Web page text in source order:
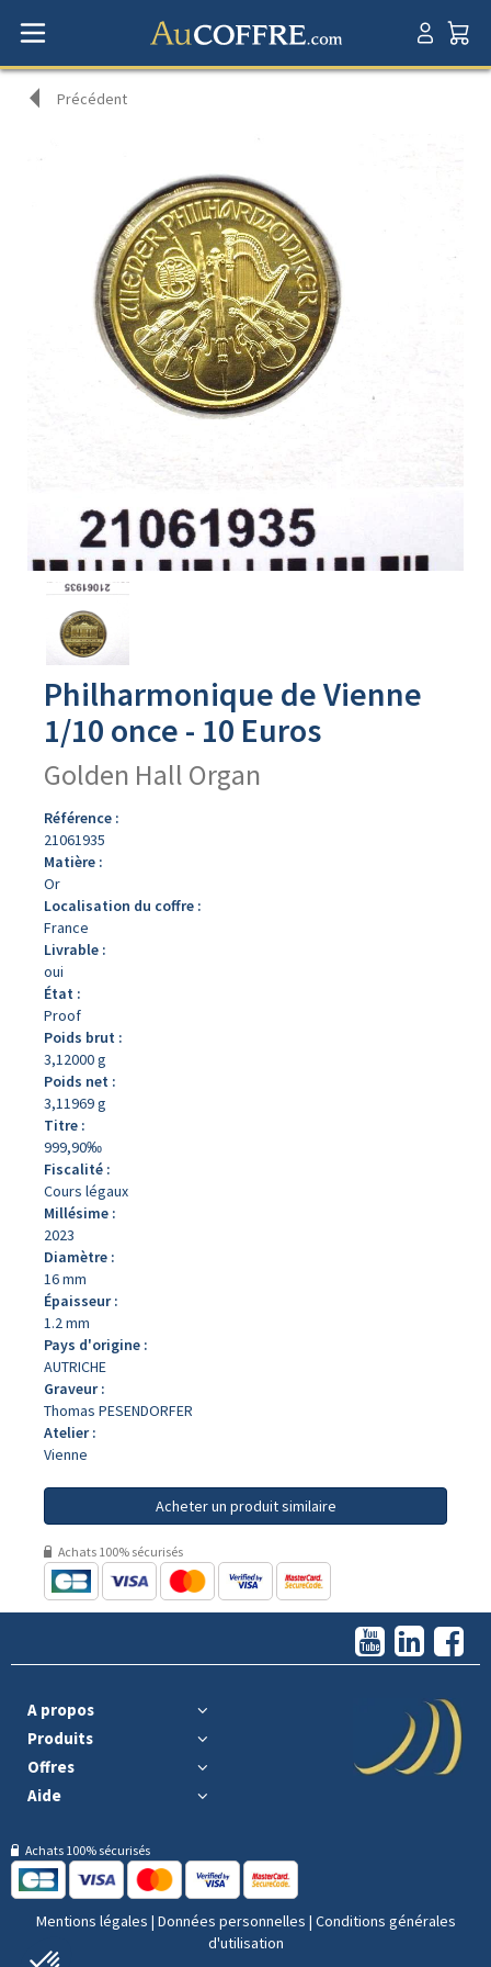
Précédent
Avers
produit
Philharmonique de Vienne
1/10 once - 10 Euros
Golden Hall Organ
Référence :
21061935
Matière :
Or
Localisation du coffre :
France
Livrable :
oui
État :
Proof
Poids brut :
3,12000 g
Poids net :
3,11969 g
Titre :
999,90‰
Fiscalité :
Cours légaux
Millésime :
2023
Diamètre :
16 mm
Épaisseur :
1.2 mm
Pays d'origine :
AUTRICHE
Graveur :
Thomas PESENDORFER
Atelier :
Vienne
Acheter un produit similaire
Achats 100% sécurisés
A propos
Produits
Offres
Aide
Achats 100% sécurisés
Mentions légales | Données personnelles | Conditions générales
d'utilisation